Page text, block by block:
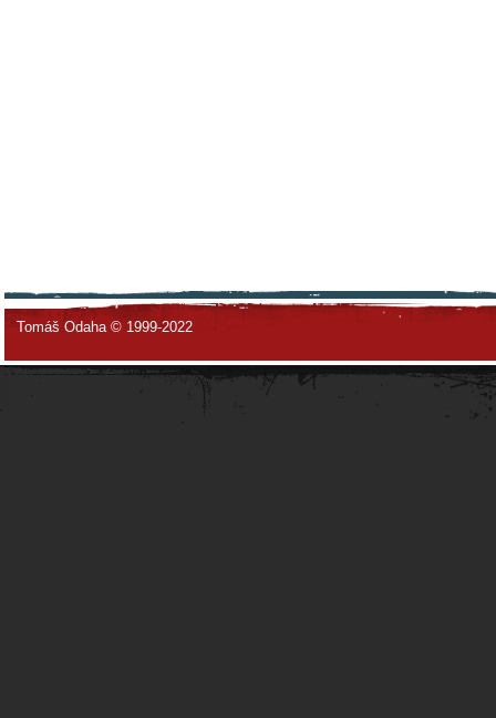
Tomáš Odaha © 1999-2022